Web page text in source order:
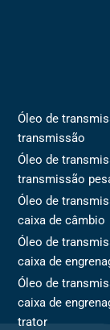
Óleo de
transmissão
Óleo de
transmissão
Óleo de
caixa de câmbio
Óleo de
caixa de
Óleo de
caixa de
trator